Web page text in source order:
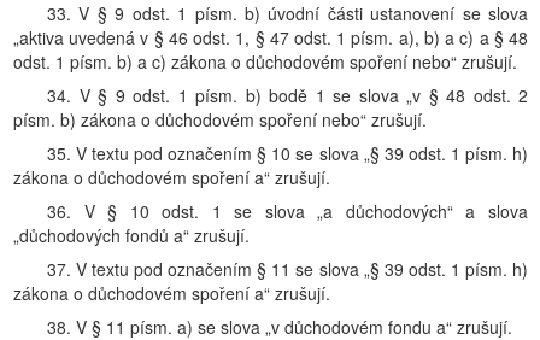
33. V § 9 odst. 1 písm. b) úvodní části ustanovení se slova
„aktiva uvedená v § 46 odst. 1, § 47 odst. 1 písm. a), b) a c) a § 48
odst. 1 písm. b) a c) zákona o důchodovém spoření nebo“ zrušují.
34. V § 9 odst. 1 písm. b) bodě 1 se slova „v § 48 odst. 2
písm. b) zákona o důchodovém spoření nebo“ zrušují.
35. V textu pod označením § 10 se slova „§ 39 odst. 1 písm. h)
zákona o důchodovém spoření a“ zrušují.
36. V § 10 odst. 1 se slova „a důchodových“ a slova
„důchodových fondů a“ zrušují.
37. V textu pod označením § 11 se slova „§ 39 odst. 1 písm. h)
zákona o důchodovém spoření a“ zrušují.
38. V § 11 písm. a) se slova „v důchodovém fondu a“ zrušují.